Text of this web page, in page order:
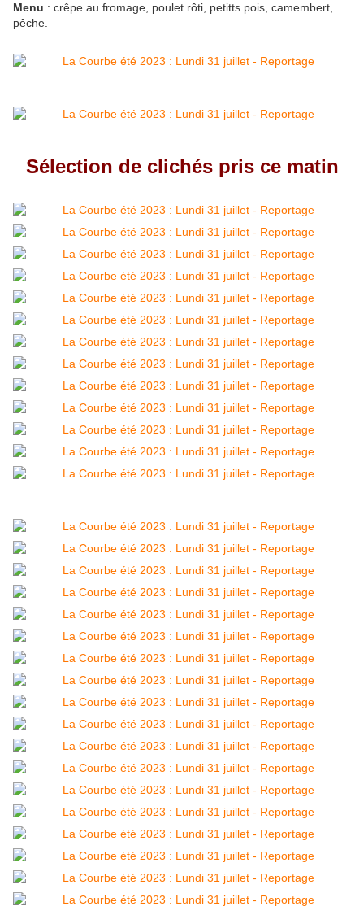
Menu : crêpe au fromage, poulet rôti, petitts pois, camembert,
pêche.
Sélection de clichés pris ce matin